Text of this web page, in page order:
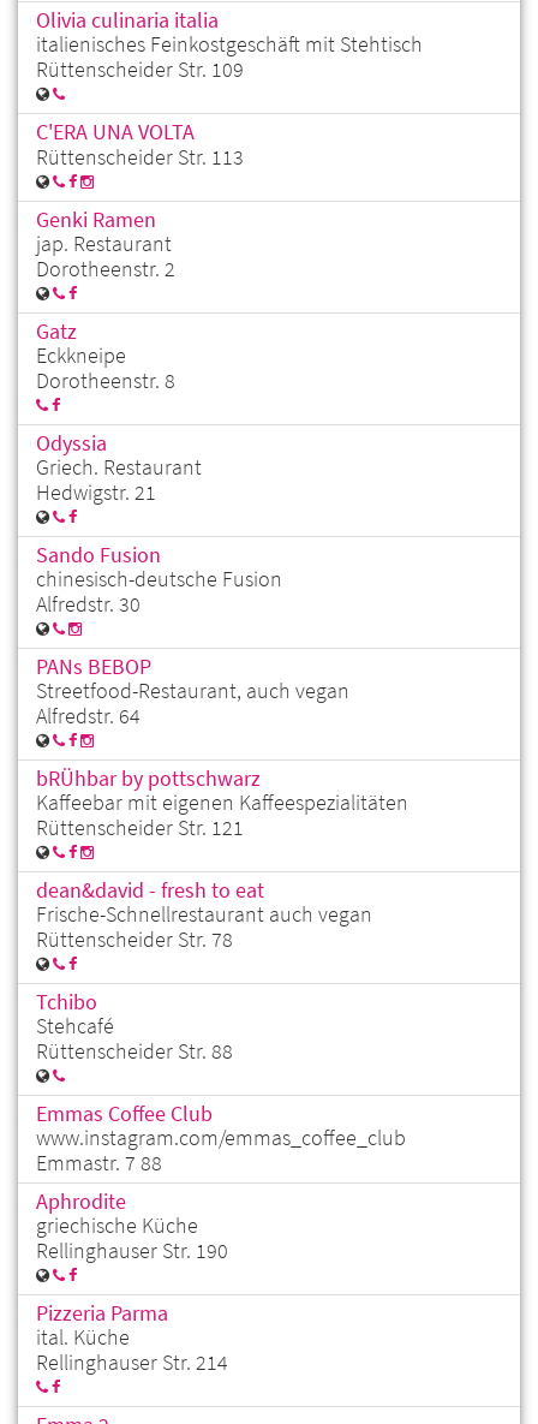
Olivia culinaria italia
italienisches Feinkostgeschäft mit Stehtisch
Rüttenscheider Str. 109
C'ERA UNA VOLTA
Rüttenscheider Str. 113
Genki Ramen
jap. Restaurant
Dorotheenstr. 2
Gatz
Eckkneipe
Dorotheenstr. 8
Odyssia
Griech. Restaurant
Hedwigstr. 21
Sando Fusion
chinesisch-deutsche Fusion
Alfredstr. 30
PANs BEBOP
Streetfood-Restaurant, auch vegan
Alfredstr. 64
bRÜhbar by pottschwarz
Kaffeebar mit eigenen Kaffeespezialitäten
Rüttenscheider Str. 121
dean&david - fresh to eat
Frische-Schnellrestaurant auch vegan
Rüttenscheider Str. 78
Tchibo
Stehcafé
Rüttenscheider Str. 88
Emmas Coffee Club
www.instagram.com/emmas_coffee_club
Emmastr. 7 88
Aphrodite
griechische Küche
Rellinghauser Str. 190
Pizzeria Parma
ital. Küche
Rellinghauser Str. 214